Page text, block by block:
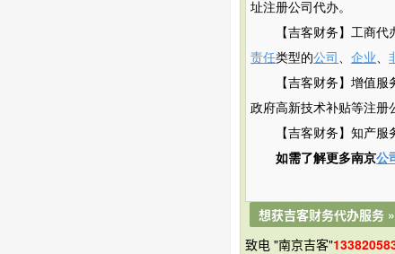
址注册公司代办。
【吉客财务】工商代
责任类型的公司 、企业、
【吉客财务】增值服
政府高新技术补贴等注册
【吉客财务】知产
如需了解更多南京公
想获吉客财务代办服务 »
致电 "南京吉客"